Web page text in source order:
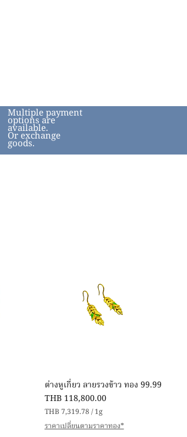
Multiple payment
options are
available.
Or exchange
goods.
Quick View
ต่างหูเกี่ยว ลายรวงข้าว ทอง 99.99
Price
THB 118,800.00
THB 7,319.78 /1g
T
H
ราคาเปลี่ยนตามราคาทอง*